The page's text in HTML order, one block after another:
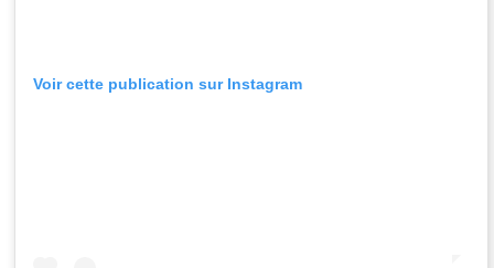
Voir cette publication sur Instagram